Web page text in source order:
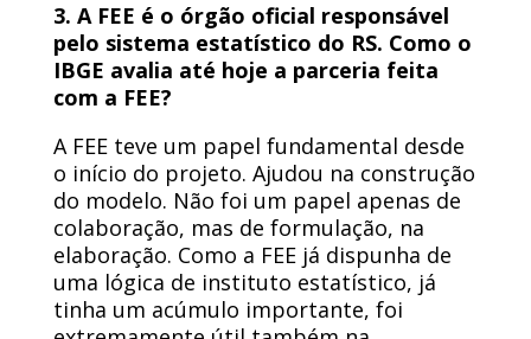
3. A FEE é o órgão oficial responsável
pelo sistema estatístico do RS. Como o
IBGE avalia até hoje a parceria feita
com a FEE?
A FEE teve um papel fundamental desde
o início do projeto. Ajudou na construção
do modelo. Não foi um papel apenas de
colaboração, mas de formulação, na
elaboração. Como a FEE já dispunha de
uma lógica de instituto estatístico, já
tinha um acúmulo importante, foi